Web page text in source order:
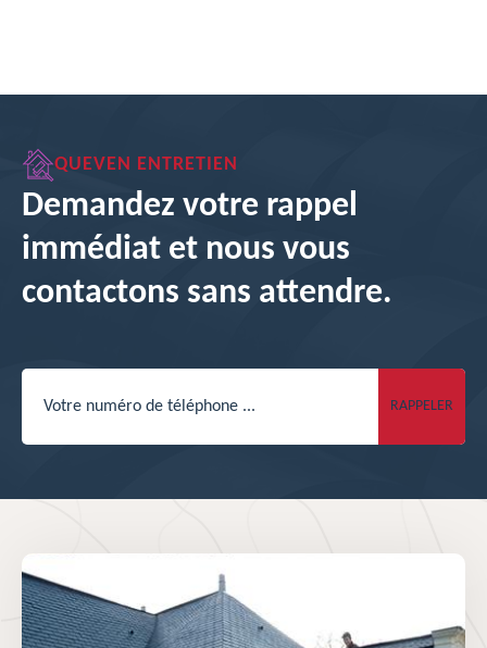
QUEVEN ENTRETIEN
Demandez votre rappel
immédiat et nous vous
contactons sans attendre.